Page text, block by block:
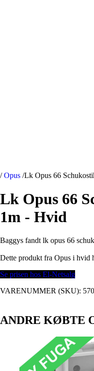
/ Opus /Lk Opus 66
Lk Opus 66
1m - Hvid
Baggys fandt lk opus 66
Dette produkt fra Opus i hvid
Se prisen hos El-Netsalg
VARENUMMER (SKU):
ANDRE KØBTE